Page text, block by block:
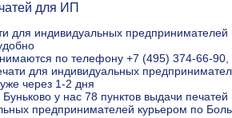
для ИП
для индивидуальных
по телефону +7 (495) 374-66-
для индивидуальных
через 1-2 дня
у нас 78 пунктов выдачи
предпринимателей курьером по